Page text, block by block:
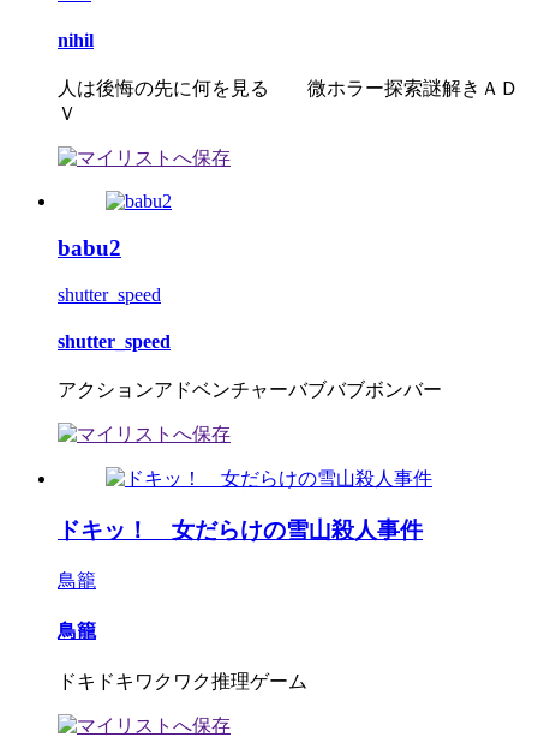
nihil
人は後悔の先に何を見る 微ホラー探索謎解きＡＤ
Ｖ
babu2
shutter_speed
shutter_speed
アクションアドベンチャーバブバブボンバー
ドキッ！ 女だらけの雪山殺人事件
鳥籠
鳥籠
ドキドキワクワク推理ゲーム